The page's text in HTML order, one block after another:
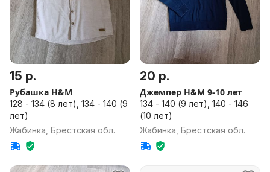
15 р.
Рубашка H&M
128 - 134 (8 лет), 134 - 140 (9
лет)
Жабинка, Брестская обл.
20 р.
Джемпер H&M 9-10 лет
134 - 140 (9 лет), 140 - 146
(10 лет)
Жабинка, Брестская обл.